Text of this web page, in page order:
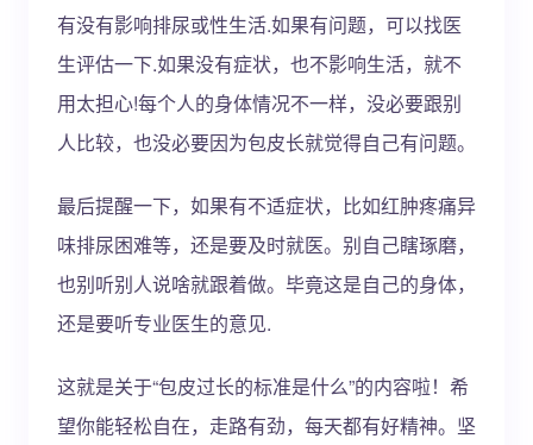
有没有影响排尿或性生活.如果有问题，可以找医
生评估一下.如果没有症状，也不影响生活，就不
用太担心!每个人的身体情况不一样，没必要跟别
人比较，也没必要因为包皮长就觉得自己有问题。
最后提醒一下，如果有不适症状，比如红肿疼痛异
味排尿困难等，还是要及时就医。别自己瞎琢磨，
也别听别人说啥就跟着做。毕竟这是自己的身体，
还是要听专业医生的意见.
这就是关于“包皮过长的标准是什么”的内容啦！希
望你能轻松自在，走路有劲，每天都有好精神。坚